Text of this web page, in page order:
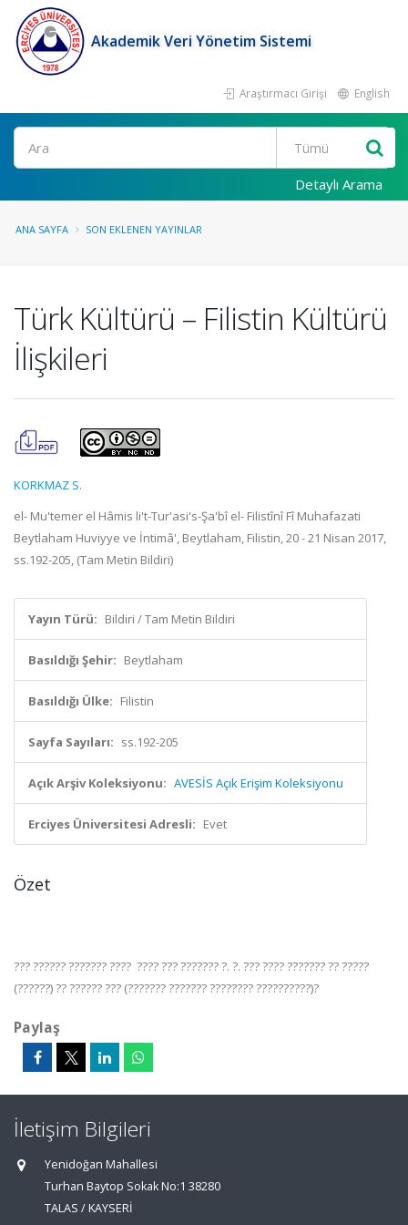
Akademik Veri Yönetim Sistemi
Araştırmacı Girişi English
Ara
Detaylı Arama
ANA SAYFA SON EKLENEN YAYINLAR
Türk Kültürü – Filistin Kültürü
İlişkileri
KORKMAZ S.
el- Mu'temer el Hâmis li't-Tur'asi's-Şa'bî el- Filistînî Fî Muhafazati
Beytlaham Huviyye ve İntimâ', Beytlaham, Filistin, 20 - 21 Nisan 2017,
ss.192-205, (Tam Metin Bildiri)
Yayın Türü: Bildiri / Tam Metin Bildiri
Basıldığı Şehir: Beytlaham
Basıldığı Ülke: Filistin
Sayfa Sayıları: ss.192-205
Açık Arşiv Koleksiyonu: AVESİS Açık Erişim Koleksiyonu
Erciyes Üniversitesi Adresli: Evet
Özet
??? ?????? ??????? ???? ???? ??? ??????? ?. ?. ??? ???? ??????? ?? ?????
(??????) ?? ?????? ??? (??????? ??????? ???????? ??????????)?
Paylaş
İletişim Bilgileri
Yenidoğan Mahallesi
Turhan Baytop Sokak No:1 38280
TALAS / KAYSERİ